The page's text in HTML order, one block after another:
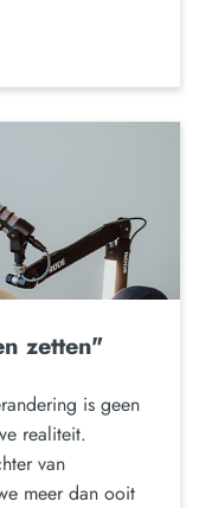
zetten"
is geen
realiteit.
van
meer dan ooit